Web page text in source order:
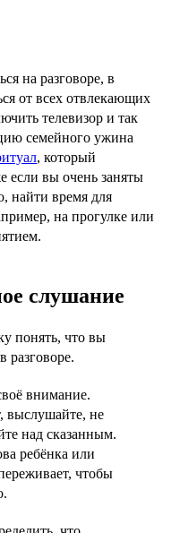
на разговоре, в
от всех отвлекающих
телевизор и так
семейного ужина
, который
если вы очень заняты
найти время для
на прогулке или
слушание
понять, что вы
разговоре.
внимание.
выслушайте, не
над сказанным.
ребёнка или
чтобы